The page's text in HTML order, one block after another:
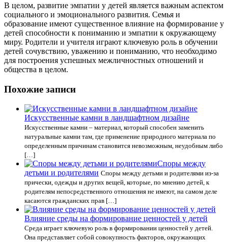
В целом, развитие эмпатии у детей является важным аспектом
социального и эмоционального развития. Семья и
образование имеют существенное влияние на формирование у
детей способности к пониманию и эмпатии к окружающему
миру. Родители и учителя играют ключевую роль в обучении
детей сочувствию, уважению и пониманию, что необходимо
для построения успешных межличностных отношений и
общества в целом.
Похожие записи
Искусственные камни в ландшафтном дизайне
Искусственные камни – материал, который способен заменить
натуральные камни там, где применение природного материала по
определенным причинам становится невозможным, неудобным либо
[…]
Споры между
детьми и родителями Споры между детьми и родителями из-за
прически, одежды и других вещей, которые, по мнению детей, к
родителям непосредственного отношения не имеют, на самом деле
касаются гражданских прав […]
Влияние среды на формирование ценностей у детей
Среда играет ключевую роль в формировании ценностей у детей.
Она представляет собой совокупность факторов, окружающих